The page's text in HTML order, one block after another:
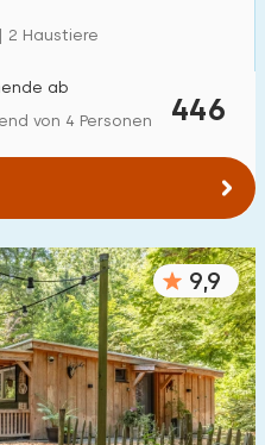
57
27
195
328
2 Haustiere
446
ab
von 4 Personen
9,9